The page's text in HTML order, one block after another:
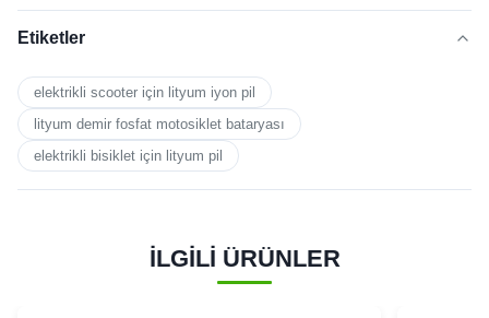
Etiketler
elektrikli scooter için lityum iyon pil
lityum demir fosfat motosiklet bataryası
elektrikli bisiklet için lityum pil
İLGİLİ ÜRÜNLER